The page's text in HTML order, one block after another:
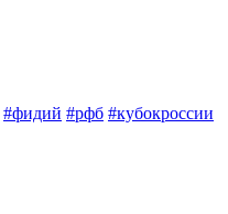
#фидий #рфб #кубокроссии